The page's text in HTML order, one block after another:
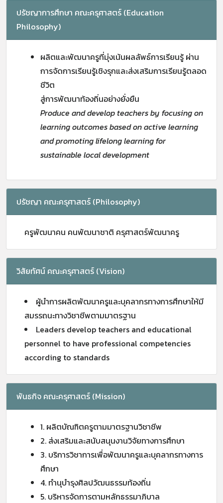
ปรัชญาการศึกษา คณะครุศาสตร์ (Education
Philosophy)
ผลิตและพัฒนาครูที่มุ่งเน้นผลลัพธ์การเรียนรู้ ผ่าน
การจัดการเรียนรู้เชิงรุกและส่งเสริมการเรียนรู้ตลอด
ชีวิต
สู่การพัฒนาท้องถิ่นอย่างยั่งยืน
Produce and develop teachers by focusing on
learning outcomes based on active learning
and promoting lifelong learning for
sustainable local development
ปรัชญา คณะครุศาสตร์ (Philosophy)
ครูพัฒนาคน คนพัฒนาชาติ ครุศาสตร์พัฒนาครู
วิสัยทัศน์ คณะครุศาสตร์ (Vision)
ผู้นำการผลิตพัฒนาครูและบุคลากรทางการศึกษาให้มี
สมรรถนะทางวิชาชีพตามมาตรฐาน
Leaders develop teachers and educational
personnel to have professional competencies
according to standards
พันธกิจ คณะครุศาสตร์ (Mission)
1. ผลิตบัณฑิตครูตามมาตรฐานวิชาชีพ
2. ส่งเสริมและสนับสนุนงานวิจัยทางการศึกษา
3. บริการวิชาการเพื่อพัฒนาครูและบุคลากรทางการ
ศึกษา
4. ทำนุบำรุงศิลปวัฒนธรรมท้องถิ่น
5. บริหารจัดการตามหลักธรรมาภิบาล